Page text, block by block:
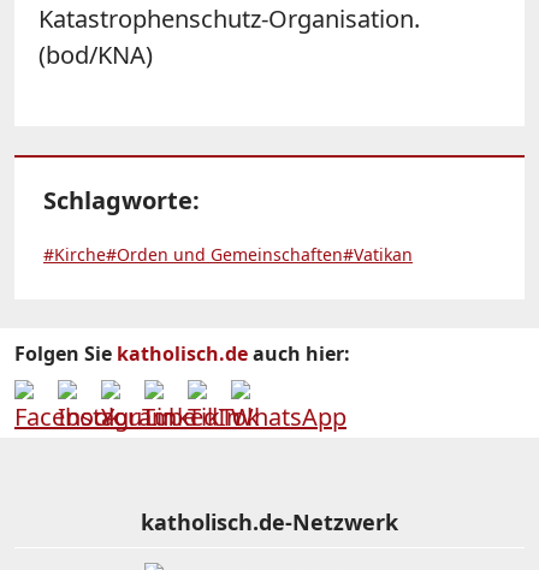
Katastrophenschutz-Organisation.
(bod/KNA)
Schlagworte:
#Kirche#Orden und Gemeinschaften#Vatikan
Folgen Sie katholisch.deauch hier:
katholisch.de-Netzwerk